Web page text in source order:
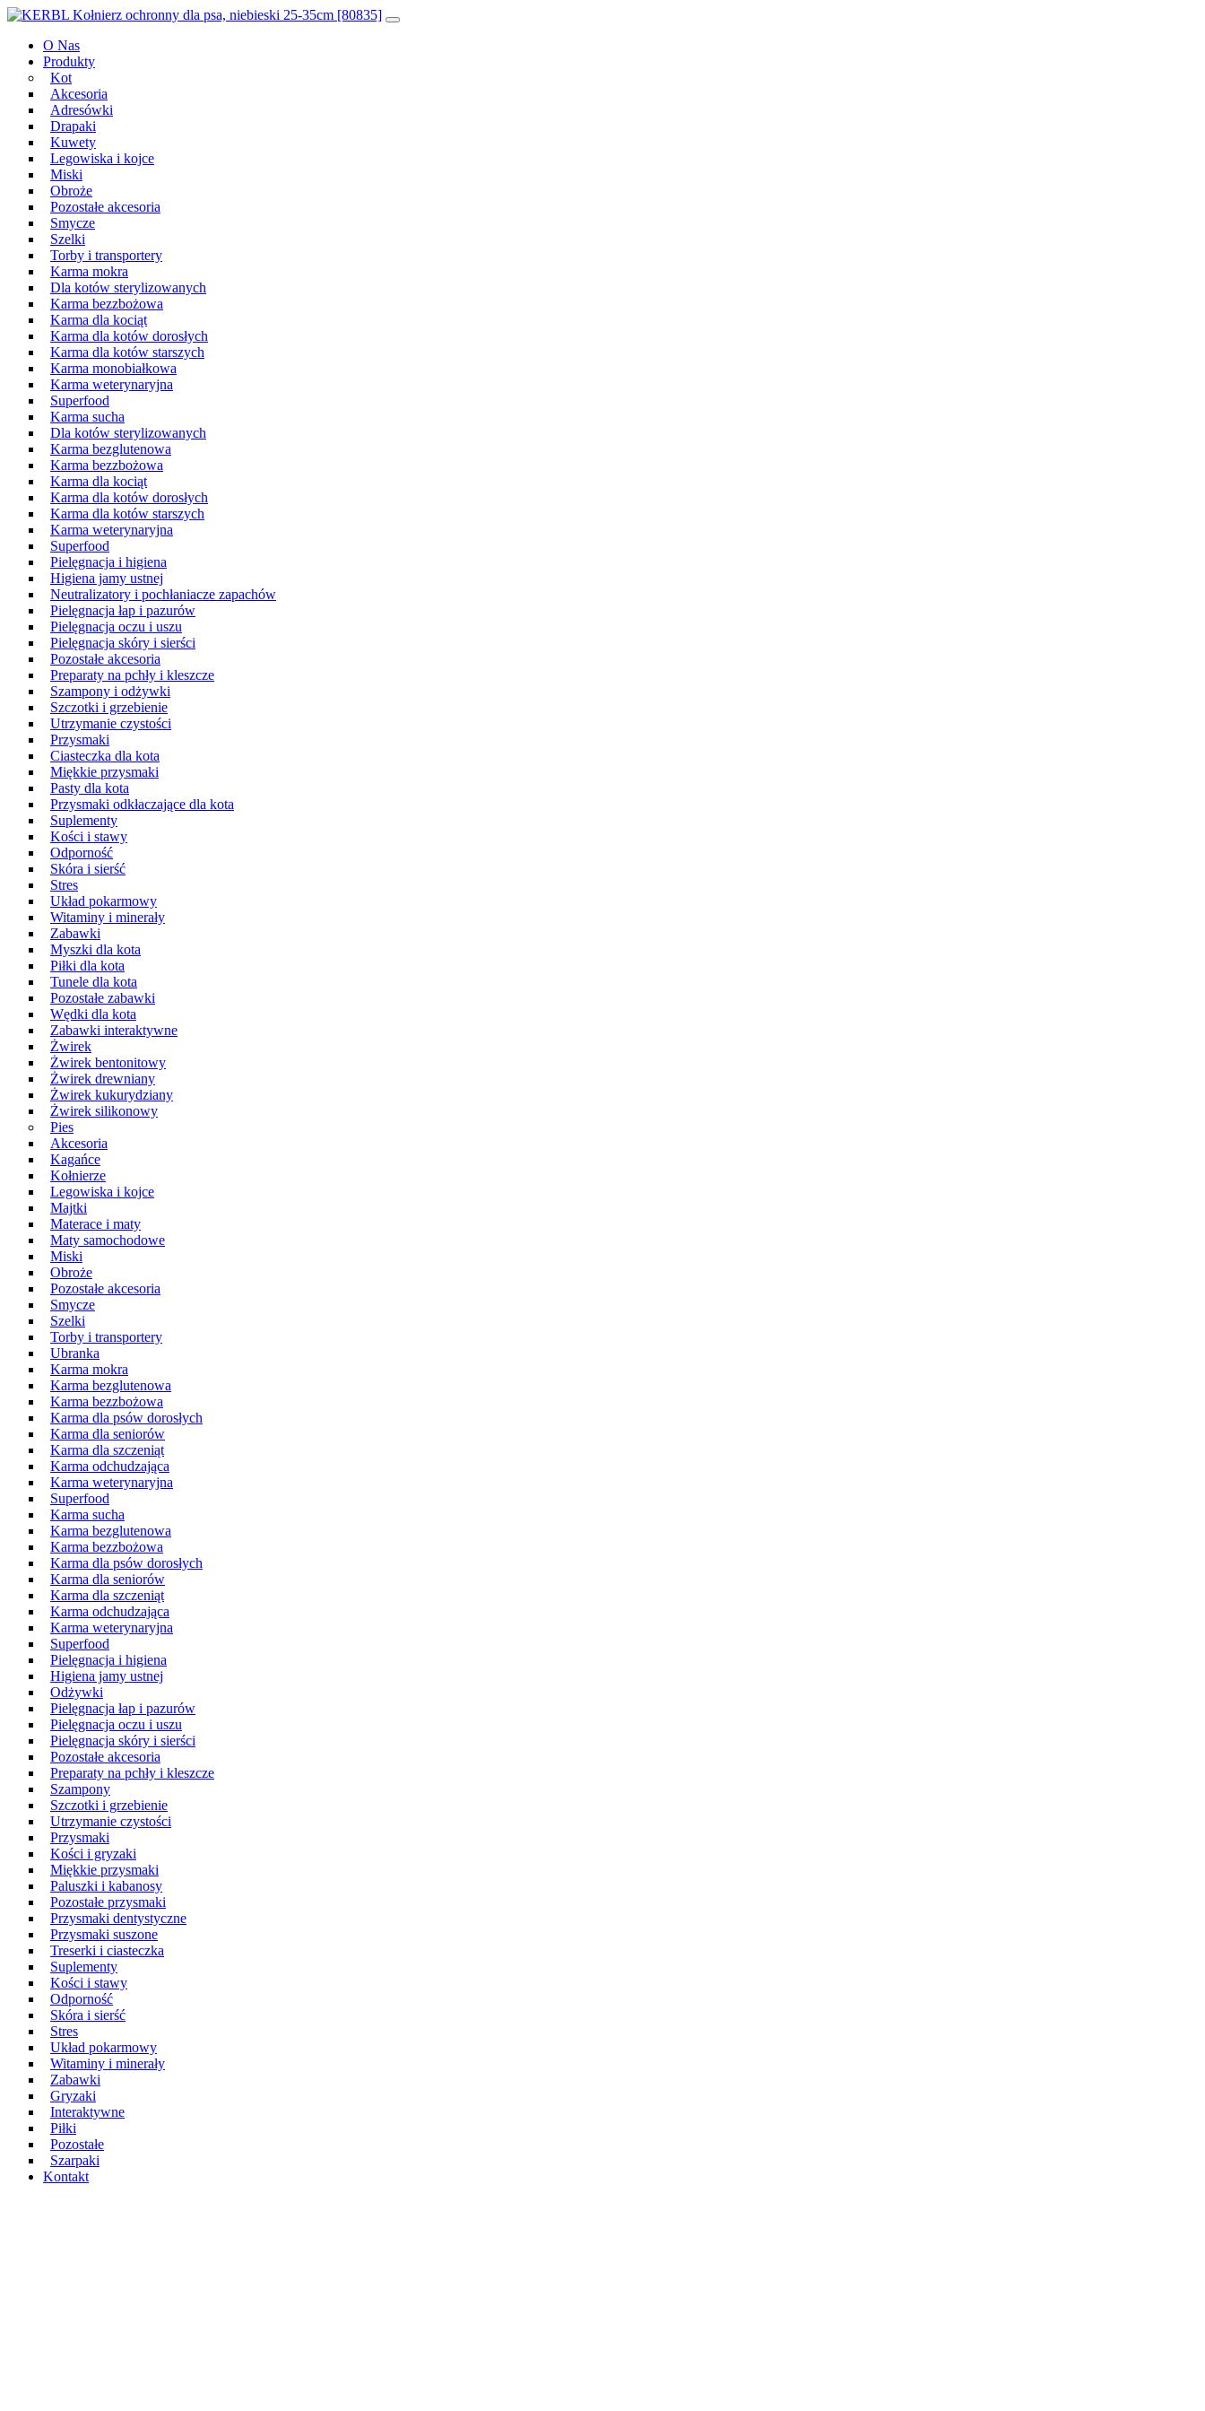
Przeskocz
treści
Main
Navigation
O Nas
Produkty
Kot
Akcesoria
Adresówki
Drapaki
Kuwety
Legowiska i kojce
Miski
Obroże
Pozostałe akcesoria
Smycze
Szelki
Torby i transportery
Karma mokra
Dla kotów sterylizowanych
Karma bezzbożowa
Karma dla kociąt
Karma dla kotów dorosłych
Karma dla kotów starszych
Karma monobiałkowa
Karma weterynaryjna
Superfood
Karma sucha
Dla kotów sterylizowanych
Karma bezglutenowa
Karma bezzbożowa
Karma dla kociąt
Karma dla kotów dorosłych
Karma dla kotów starszych
Karma weterynaryjna
Superfood
Pielęgnacja i higiena
Higiena jamy ustnej
Neutralizatory i pochłaniacze zapachów
Pielęgnacja łap i pazurów
Pielęgnacja oczu i uszu
Pielęgnacja skóry i sierści
Pozostałe akcesoria
Preparaty na pchły i kleszcze
Szampony i odżywki
Szczotki i grzebienie
Utrzymanie czystości
Przysmaki
Ciasteczka dla kota
Miękkie przysmaki
Pasty dla kota
Przysmaki odkłaczające dla kota
Suplementy
Kości i stawy
Odporność
Skóra i sierść
Stres
Układ pokarmowy
Witaminy i minerały
Zabawki
Myszki dla kota
Piłki dla kota
Tunele dla kota
Pozostałe zabawki
Wędki dla kota
Zabawki interaktywne
Żwirek
Żwirek bentonitowy
Żwirek drewniany
Żwirek kukurydziany
Żwirek silikonowy
Pies
Akcesoria
Kagańce
Kołnierze
Legowiska i kojce
Majtki
Materace i maty
Maty samochodowe
Miski
Obroże
Pozostałe akcesoria
Smycze
Szelki
Torby i transportery
Ubranka
Karma mokra
Karma bezglutenowa
Karma bezzbożowa
Karma dla psów dorosłych
Karma dla seniorów
Karma dla szczeniąt
Karma odchudzająca
Karma weterynaryjna
Superfood
Karma sucha
Karma bezglutenowa
Karma bezzbożowa
Karma dla psów dorosłych
Karma dla seniorów
Karma dla szczeniąt
Karma odchudzająca
Karma weterynaryjna
Superfood
Pielęgnacja i higiena
Higiena jamy ustnej
Odżywki
Pielęgnacja łap i pazurów
Pielęgnacja oczu i uszu
Pielęgnacja skóry i sierści
Pozostałe akcesoria
Preparaty na pchły i kleszcze
Szampony
Szczotki i grzebienie
Utrzymanie czystości
Przysmaki
Kości i gryzaki
Miękkie przysmaki
Paluszki i kabanosy
Pozostałe przysmaki
Przysmaki dentystyczne
Przysmaki suszone
Treserki i ciasteczka
Suplementy
Kości i stawy
Odporność
Skóra i sierść
Stres
Układ pokarmowy
Witaminy i minerały
Zabawki
Gryzaki
Interaktywne
Piłki
Pozostałe
Szarpaki
Kontakt